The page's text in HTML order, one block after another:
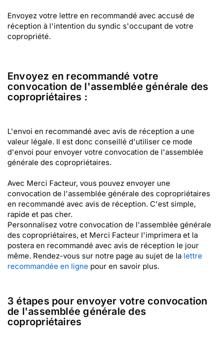
Envoyez votre lettre en recommandé avec accusé de
réception à l'intention du syndic s'occupant de votre
copropriété.
Envoyez en recommandé votre
convocation de l'assemblée générale des
copropriétaires :
L'envoi en recommandé avec avis de réception a une
valeur légale. Il est donc conseillé d'utiliser ce mode
d'envoi pour envoyer votre convocation de l'assemblée
générale des copropriétaires.
Avec Merci Facteur, vous pouvez envoyer une
convocation de l'assemblée générale des copropriétaires
en recommandé avec avis de réception. C'est simple,
rapide et pas cher.
Personnalisez votre convocation de l'assemblée générale
des copropriétaires, et Merci Facteur l'imprimera et la
postera en recommandé avec avis de réception le jour
même. Rendez-vous sur notre page au sujet de la lettre
recommandée en ligne pour en savoir plus.
3 étapes pour envoyer votre convocation
de l'assemblée générale des
copropriétaires